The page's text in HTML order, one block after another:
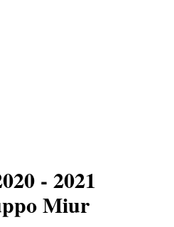
- 2021
Miur